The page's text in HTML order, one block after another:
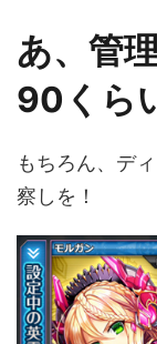
あ、管
90くら
もちろん、デ
察しを！